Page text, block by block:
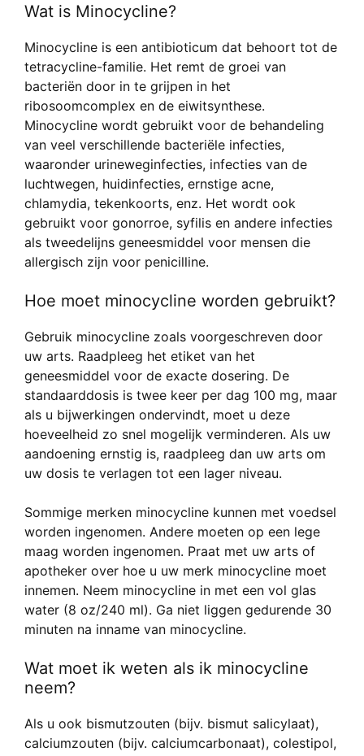
Wat is Minocycline?
Minocycline is een antibioticum dat behoort tot de
tetracycline-familie. Het remt de groei van
bacteriën door in te grijpen in het
ribosoomcomplex en de eiwitsynthese.
Minocycline wordt gebruikt voor de behandeling
van veel verschillende bacteriële infecties,
waaronder urineweginfecties, infecties van de
luchtwegen, huidinfecties, ernstige acne,
chlamydia, tekenkoorts, enz. Het wordt ook
gebruikt voor gonorroe, syfilis en andere infecties
als tweedelijns geneesmiddel voor mensen die
allergisch zijn voor penicilline.
Hoe moet minocycline worden gebruikt?
Gebruik minocycline zoals voorgeschreven door
uw arts. Raadpleeg het etiket van het
geneesmiddel voor de exacte dosering. De
standaarddosis is twee keer per dag 100 mg, maar
als u bijwerkingen ondervindt, moet u deze
hoeveelheid zo snel mogelijk verminderen. Als uw
aandoening ernstig is, raadpleeg dan uw arts om
uw dosis te verlagen tot een lager niveau.
Sommige merken minocycline kunnen met voedsel
worden ingenomen. Andere moeten op een lege
maag worden ingenomen. Praat met uw arts of
apotheker over hoe u uw merk minocycline moet
innemen. Neem minocycline in met een vol glas
water (8 oz/240 ml). Ga niet liggen gedurende 30
minuten na inname van minocycline.
Wat moet ik weten als ik minocycline
neem?
Als u ook bismutzouten (bijv. bismut salicylaat),
calciumzouten (bijv. calciumcarbonaat), colestipol,